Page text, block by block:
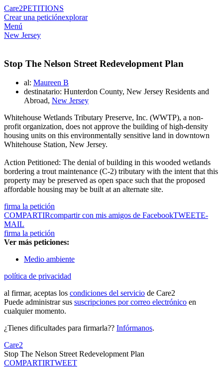
Care2PETITIONS
Crear una peticiónexplorar
Menú
New Jersey
Stop The Nelson Street Redevelopment Plan
al: Maureen B
destinatario: Hunterdon County, New Jersey Residents and
Abroad, New Jersey
Whitehouse Wetlands Tributary Preserve, Inc. (WWTP), a non-
profit organization, does not approve the building of high-density
housing units on this environmentally sensitive land in downtown
Whitehouse Station, New Jersey.
Action Petitioned: The denial of building in this wooded wetlands
bordering a trout maintenance (C-2) tributary with the intent that this
property may be preserved as open space such that the proposed
affordable housing may be built at an alternate site.
firma la petición
COMPARTIRcompartir con mis amigos de FacebookTWEETE-
MAIL
firma la petición
Ver más peticiones:
Medio ambiente
política de privacidad
al firmar, aceptas los condiciones del servicio de Care2
Puede administrar sus suscripciones por correo electrónico en
cualquier momento.
¿Tienes dificultades para firmarla?? Infórmanos.
Care2
Stop The Nelson Street Redevelopment Plan
COMPARTIRTWEET